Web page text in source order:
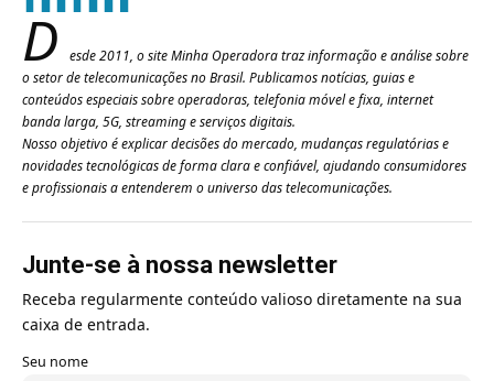
D
esde 2011, o site Minha Operadora traz informação e análise sobre
o setor de telecomunicações no Brasil. Publicamos notícias, guias e
conteúdos especiais sobre operadoras, telefonia móvel e fixa, internet
banda larga, 5G, streaming e serviços digitais.
Nosso objetivo é explicar decisões do mercado, mudanças regulatórias e
novidades tecnológicas de forma clara e confiável, ajudando consumidores
e profissionais a entenderem o universo das telecomunicações.
Junte-se à nossa newsletter
Receba regularmente conteúdo valioso diretamente na sua
caixa de entrada.
Seu nome